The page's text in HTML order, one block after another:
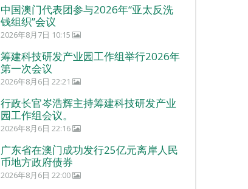
中国澳门代表团参与2026年“亚太反洗
钱组织”会议
2026年8月7日 10:15
筹建科技研发产业园工作组举行2026年
第一次会议
2026年8月6日 22:21
行政长官岑浩辉主持筹建科技研发产业
园工作组会议。
2026年8月6日 22:16
广东省在澳门成功发行25亿元离岸人民
币地方政府债券
2026年8月6日 22:00